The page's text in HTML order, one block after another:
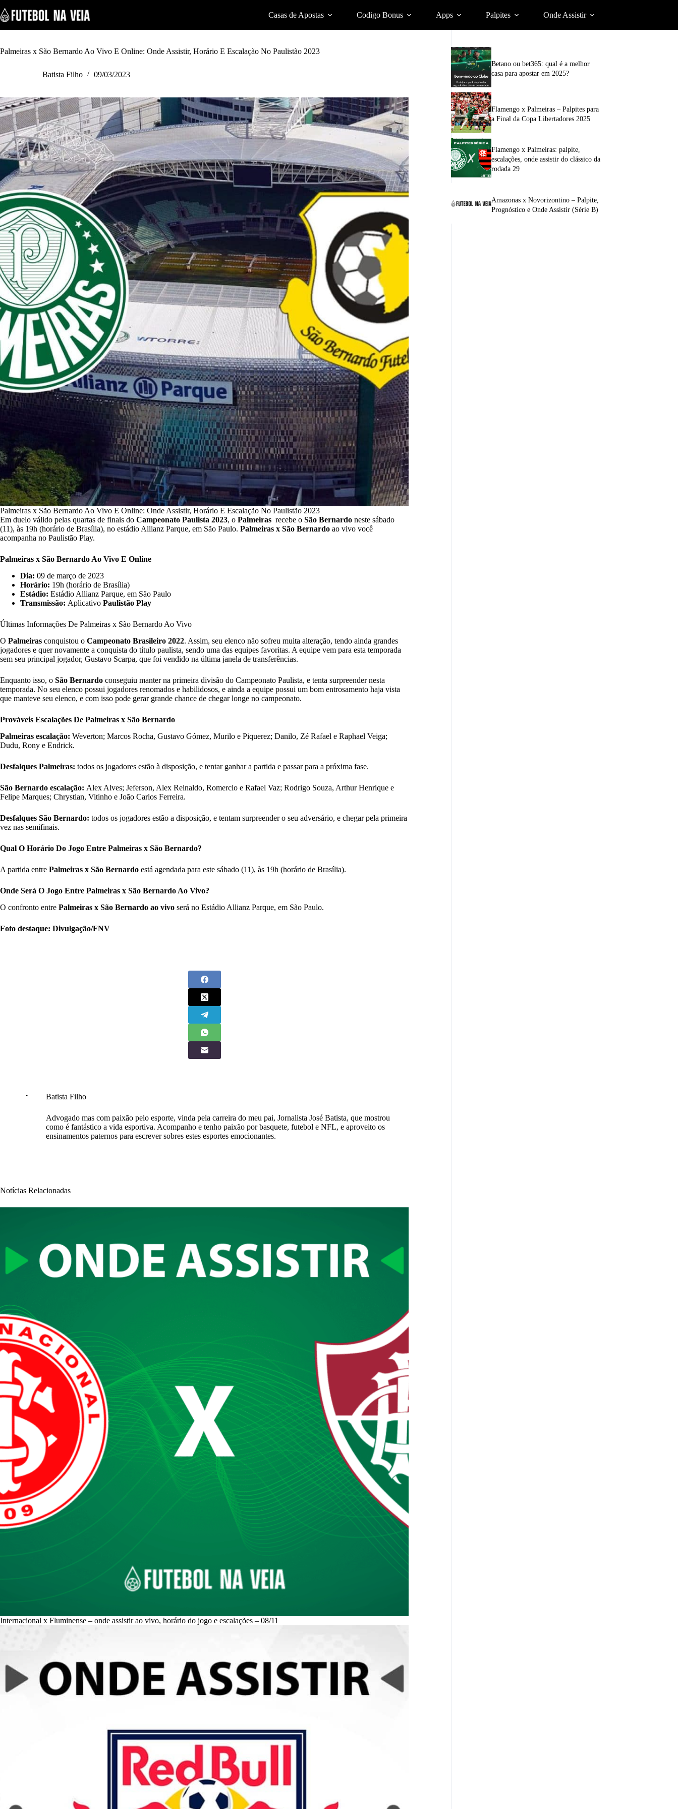
k
i
p
o
n
t
Casas de Apostas Codigo Bonus Apps Palpites Onde Assistir
Palmeiras x São Bernardo Ao Vivo E Online: Onde Assistir, Horário E Escalação No Paulistão 2023
Batista Filho 09/03/2023
Palmeiras x São Bernardo Ao Vivo E Online: Onde Assistir, Horário E Escalação No Paulistão 2023
Em duelo válido pelas quartas de finais do Campeonato Paulista 2023, o Palmeiras recebe o São Bernardo neste sábado
(11), às 19h (horário de Brasília), no estádio Allianz Parque, em São Paulo. Palmeiras x São Bernardo ao vivo você
acompanha no Paulistão Play.
Palmeiras x São Bernardo Ao Vivo E Online
Dia: 09 de março de 2023
Horário: 19h (horário de Brasília)
Estádio: Estádio Allianz Parque, em São Paulo
Transmissão: Aplicativo Paulistão Play
Últimas Informações De Palmeiras x São Bernardo Ao Vivo
O Palmeiras conquistou o Campeonato Brasileiro 2022. Assim, seu elenco não sofreu muita alteração, tendo ainda grandes
jogadores e quer novamente a conquista do título paulista, sendo uma das equipes favoritas. A equipe vem para esta temporada
sem seu principal jogador, Gustavo Scarpa, que foi vendido na última janela de transferências.
Enquanto isso, o São Bernardo conseguiu manter na primeira divisão do Campeonato Paulista, e tenta surpreender nesta
temporada. No seu elenco possui jogadores renomados e habilidosos, e ainda a equipe possui um bom entrosamento haja vista
que manteve seu elenco, e com isso pode gerar grande chance de chegar longe no campeonato.
Prováveis Escalações De Palmeiras x São Bernardo
Palmeiras escalação: Weverton; Marcos Rocha, Gustavo Gómez, Murilo e Piquerez; Danilo, Zé Rafael e Raphael Veiga;
Dudu, Rony e Endrick.
Desfalques Palmeiras: todos os jogadores estão à disposição, e tentar ganhar a partida e passar para a próxima fase.
São Bernardo escalação: Alex Alves; Jeferson, Alex Reinaldo, Romercio e Rafael Vaz; Rodrigo Souza, Arthur Henrique e
Felipe Marques; Chrystian, Vitinho e João Carlos Ferreira.
Desfalques São Bernardo: todos os jogadores estão a disposição, e tentam surpreender o seu adversário, e chegar pela primeira
vez nas semifinais.
Qual O Horário Do Jogo Entre Palmeiras x São Bernardo?
A partida entre Palmeiras x São Bernardo está agendada para este sábado (11), às 19h (horário de Brasília).
Onde Será O Jogo Entre Palmeiras x São Bernardo Ao Vivo?
O confronto entre Palmeiras x São Bernardo ao vivo será no Estádio Allianz Parque, em São Paulo.
Foto destaque: Divulgação/FNV
Batista Filho
Advogado mas com paixão pelo esporte, vinda pela carreira do meu pai, Jornalista José Batista, que mostrou
como é fantástico a vida esportiva. Acompanho e tenho paixão por basquete, futebol e NFL, e aproveito os
ensinamentos paternos para escrever sobres estes esportes emocionantes.
Notícias Relacionadas
Internacional x Fluminense – onde assistir ao vivo, horário do jogo e escalações – 08/11
Betano ou bet365: qual é a melhor
casa para apostar em 2025?
Flamengo x Palmeiras – Palpites para
a Final da Copa Libertadores 2025
Flamengo x Palmeiras: palpite,
escalações, onde assistir do clássico da
rodada 29
Amazonas x Novorizontino – Palpite,
Prognóstico e Onde Assistir (Série B)